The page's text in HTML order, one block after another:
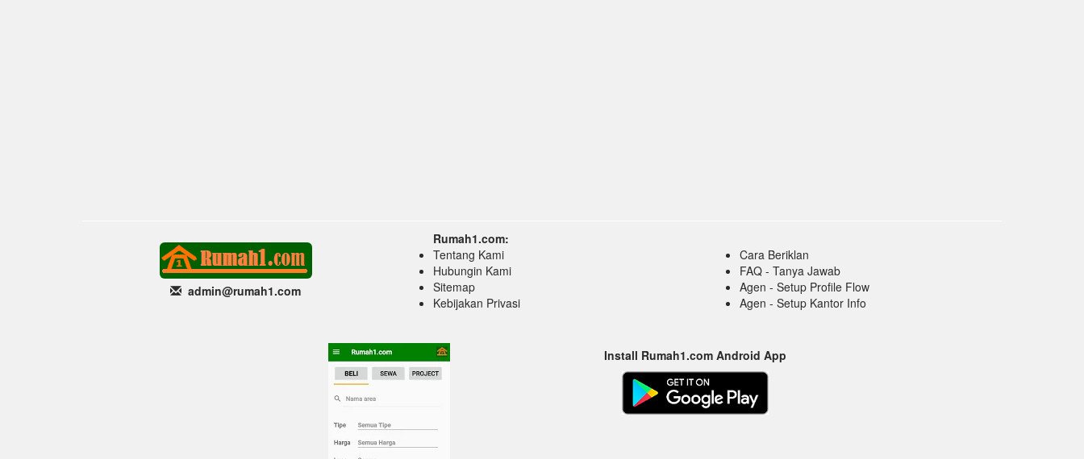
admin@rumah1.com
Rumah1.com:
Tentang Kami
Hubungin Kami
Sitemap
Kebijakan Privasi
Cara Beriklan
FAQ - Tanya Jawab
Agen - Setup Profile Flow
Agen - Setup Kantor Info
Install Rumah1.com Android App